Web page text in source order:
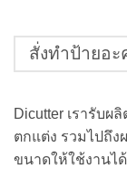
สั่งทำป้ายอะ
Dicutter เรารับ
ตกแต่ง รวมไปถึง
ขนาดให้ใช้งานไ